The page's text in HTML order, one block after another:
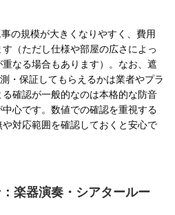
の規模が大きくなりやすく、費用
（ただし仕様や部屋の広さによっ
なる場合もあります）。なお、遮
・保証してもらえるかは業者やプラ
確認が一般的なのは本格的な防音
心です。数値での確認を重視する
対応範囲を確認しておくと安心で
楽器演奏・シアタールー